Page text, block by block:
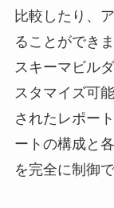
比較したり、
ることができ
スキーマビル
スタマイズ可
されたレポー
ートの構成と
を完全に制御で